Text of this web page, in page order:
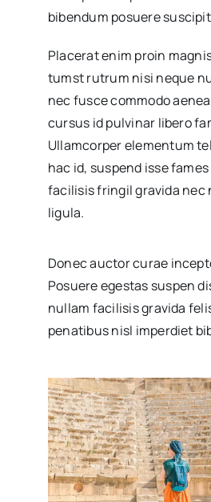
bibendum posuere
Placerat enim proin
tumst rutrum nisi neque
nec fusce commodo
cursus id pulvinar libero
Ullamcorper elementum
hac id, suspend isse
facilisis fringil gravida nec
ligula.
Donec auctor curae
Posuere egestas suspen
nullam facilisis gravida
penatibus nisl imperdiet